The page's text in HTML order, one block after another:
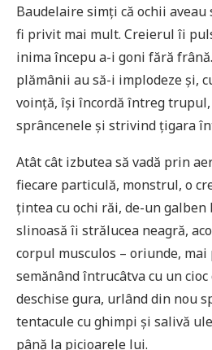
Baudelaire simți că ochii aveau
fi privit mai mult. Creierul îi
inima începu a-i goni fără
plămânii au să-i implodeze și,
voință, își încordă întreg
sprâncenele și strivind țigara
Atât cât izbutea să vadă prin
fiecare particulă, monstrul, o
țintea cu ochi răi, de-un galben
slinoasă îi strălucea neagră,
corpul musculos – oriunde,
semănând întrucâtva cu un
deschise gura, urlând din nou
tentacule cu ghimpi și salivă
până la picioarele lui.